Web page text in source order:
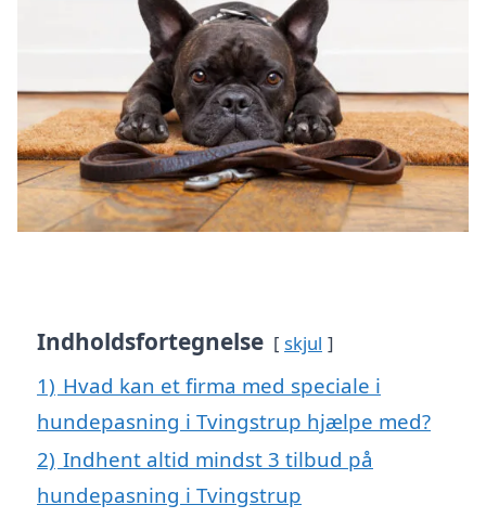
Indholdsfortegnelse skjul
1) Hvad kan et firma med speciale i
hundepasning i Tvingstrup hjælpe med?
2) Indhent altid mindst 3 tilbud på
hundepasning i Tvingstrup